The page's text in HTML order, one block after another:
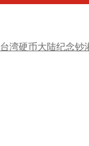
台湾硬币大陆纪念钞